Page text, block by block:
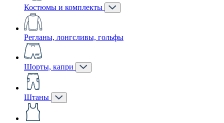
Костюмы и комплекты
Регланы, лонгсливы, гольфы
Шорты, капри
Штаны